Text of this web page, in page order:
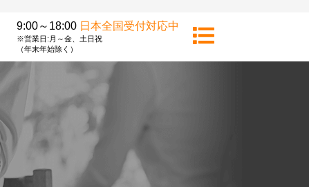
9:00～18:00 日本全国受付対応中
※営業日:月～金、土日祝
（年末年始除く）